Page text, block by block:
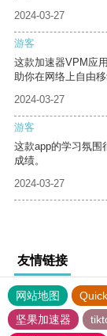
2024-03-27
游客
这款加速器VPM应
助你在网络上自由移
2024-03-27
游客
这款app的学习氛围
成绩。
2024-03-27
友情链接
网站地图
坚果加速器